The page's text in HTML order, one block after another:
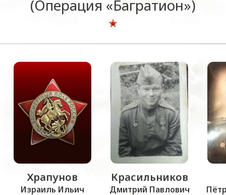
(Операция «Багратион»)
Храпунов
Израиль Ильич
Красильников
Дмитрий Павлович